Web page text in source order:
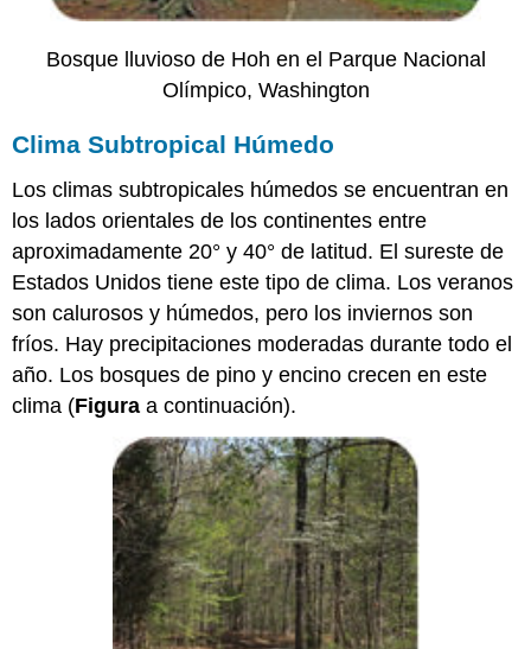
Bosque lluvioso de Hoh en el Parque Nacional
Olímpico, Washington
Clima Subtropical Húmedo
Los climas subtropicales húmedos se encuentran en
los lados orientales de los continentes entre
aproximadamente 20° y 40° de latitud. El sureste de
Estados Unidos tiene este tipo de clima. Los veranos
son calurosos y húmedos, pero los inviernos son
fríos. Hay precipitaciones moderadas durante todo el
año. Los bosques de pino y encino crecen en este
clima (Figura a continuación).